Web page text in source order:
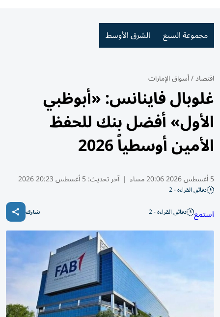
مجموعة السبع الشرق الأوسط
اقتصاد/أسواق الإمارات
غلوبال فاينانس: «أبوظبي
الأول» أفضل بنك للحفظ
الأمين أوسطياً 2026
5 أغسطس 2026 20:06 مساء | آخر تحديث:5 أغسطس 20:23 2026
دقائق القراءة - 2
استمع دقائق القراءة - 2 شارك